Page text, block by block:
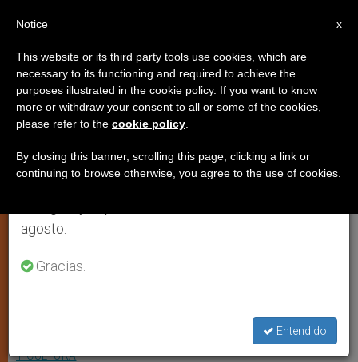
Abogados y periodistas: una
alianza por la vida, la familia y la
libertad religiosa
Concluyó el «Catholic Media
Alliance Defending Freedom (ADF), del
JORGE ENRIQUE MÚJICA
ARTE
Y CULTURA
×
Aviso importante
Del 27 de julio al 7 de agosto haremos la pausa
anual, aprovechando que en el periodo de verano
se generan menos informaciones y también el
agosto.
Gracias.
Entendido
x
Notice
This website or its third party tools use cookies, which are
necessary to its functioning and required to achieve the
purposes illustrated in the cookie policy. If you want to know
more or withdraw your consent to all or some of the cookies,
please refer to the cookie policy
By closing this banner, scrolling this page, clicking a link or
continuing to browse otherwise, you agree to the use of cookies.